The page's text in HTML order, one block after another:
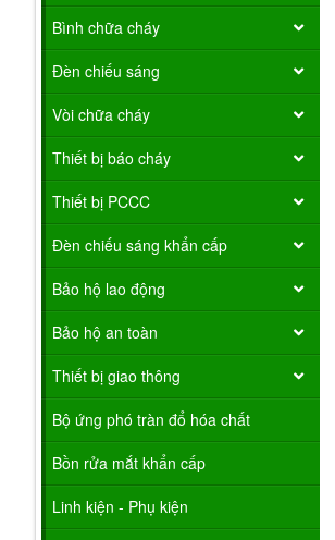
Bình chữa cháy
Đèn chiếu sáng
Vòi chữa cháy
Thiết bị báo cháy
Thiết bị PCCC
Đèn chiếu sáng khẩn cấp
Bảo hộ lao động
Bảo hộ an toàn
Thiết bị giao thông
Bộ ứng phó tràn đổ hóa chất
Bồn rửa mắt khẩn cấp
Linh kiện - Phụ kiện